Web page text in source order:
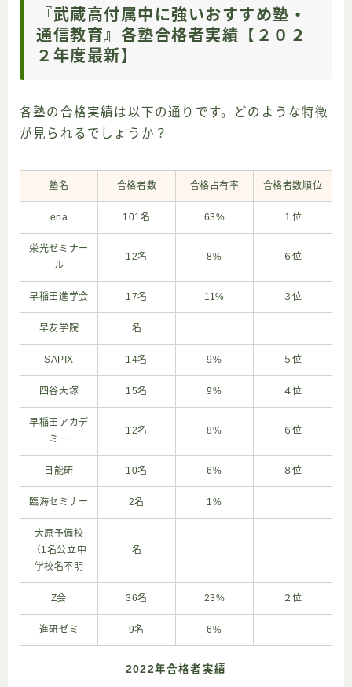
『武蔵高付属中に強いおすすめ塾・
通信教育』各塾合格者実績【２０２
２年度最新】
各塾の合格実績は以下の通りです。どのような特徴
が見られるでしょうか？
塾名 合格者数 合格占有率 合格者数順位
ena 101名 63% １位
栄光ゼミナー
ル
12名 8% ６位
早稲田進学会 17名 11% ３位
早友学院 名
SAPIX 14名 9% ５位
四谷大塚 15名 9% ４位
早稲田アカデ
ミー
12名 8% ６位
日能研 10名 6% ８位
臨海セミナー 2名 1%
大原予備校
（1名公立中
学校名不明
名
Z会 36名 23% ２位
進研ゼミ 9名 6%
2022年合格者実績